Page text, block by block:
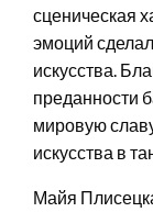
сценическая
эмоций
искусства.
преданности
мировую
искусства в
Майя